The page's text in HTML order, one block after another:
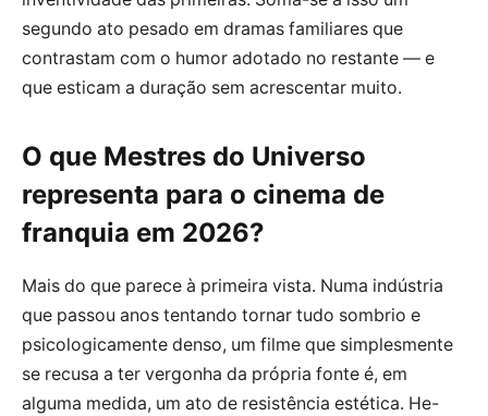
segundo ato pesado em dramas familiares que
contrastam com o humor adotado no restante — e
que esticam a duração sem acrescentar muito.
O que Mestres do Universo
representa para o cinema de
franquia em 2026?
Mais do que parece à primeira vista. Numa indústria
que passou anos tentando tornar tudo sombrio e
psicologicamente denso, um filme que simplesmente
se recusa a ter vergonha da própria fonte é, em
alguma medida, um ato de resistência estética. He-